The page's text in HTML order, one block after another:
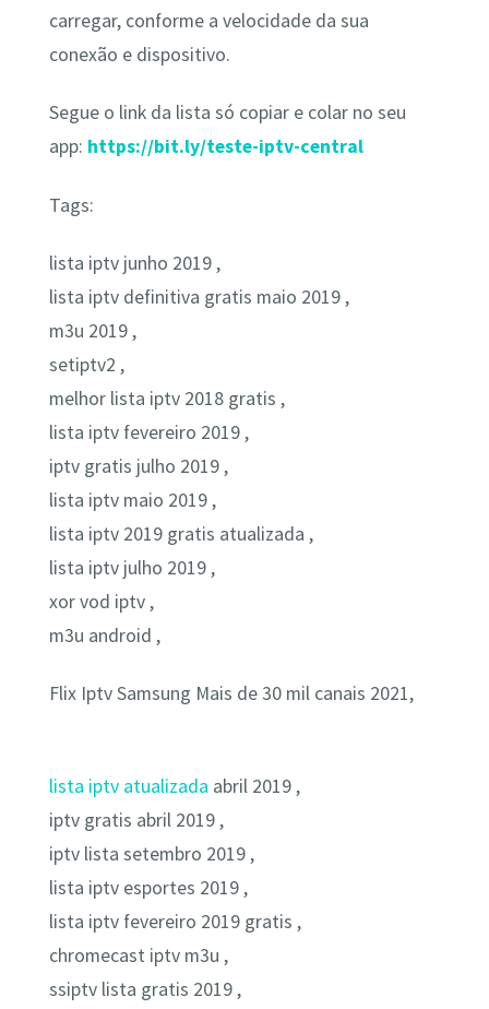
carregar, conforme a velocidade da sua
conexão e dispositivo.
Segue o link da lista só copiar e colar no seu
app: https://bit.ly/teste-iptv-central
Tags:
lista iptv junho 2019 ,
lista iptv definitiva gratis maio 2019 ,
m3u 2019 ,
setiptv2 ,
melhor lista iptv 2018 gratis ,
lista iptv fevereiro 2019 ,
iptv gratis julho 2019 ,
lista iptv maio 2019 ,
lista iptv 2019 gratis atualizada ,
lista iptv julho 2019 ,
xor vod iptv ,
m3u android ,
Flix Iptv Samsung Mais de 30 mil canais 2021,
lista iptv atualizada abril 2019 ,
iptv gratis abril 2019 ,
iptv lista setembro 2019 ,
lista iptv esportes 2019 ,
lista iptv fevereiro 2019 gratis ,
chromecast iptv m3u ,
ssiptv lista gratis 2019 ,